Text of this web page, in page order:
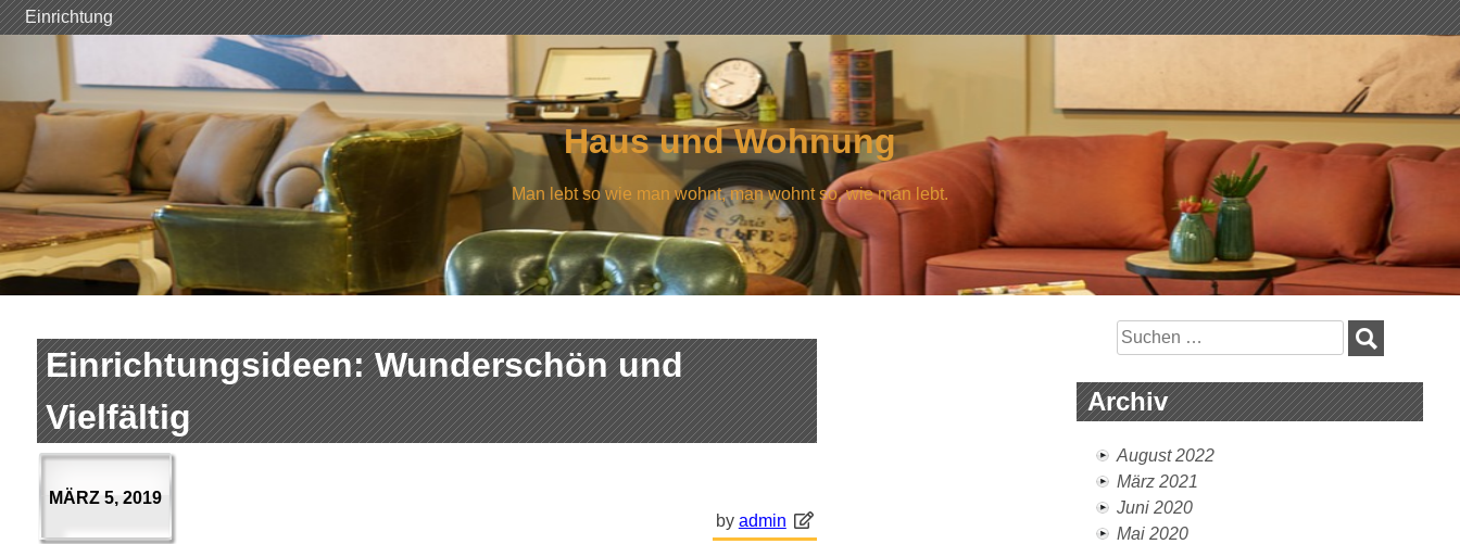
Skip
to
Einrichtung
Haus und Wohnung
Man lebt so wie man wohnt, man wohnt so, wie man lebt.
Einrichtungsideen: Wunderschön und
Vielfältig
MÄRZ 5, 2019
by admin
Suchen
nach:
Archiv
August 2022
März 2021
Juni 2020
Mai 2020